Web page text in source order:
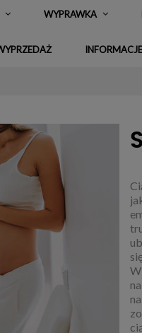
WYPRAWKA
INFORMACJE